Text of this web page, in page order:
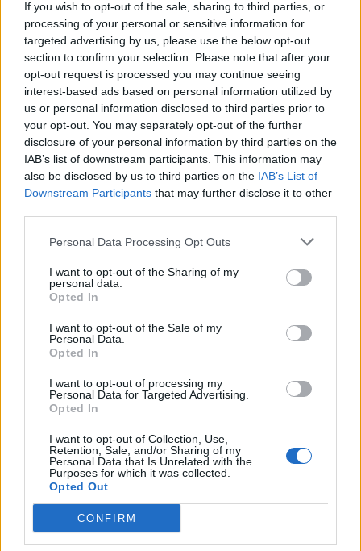
If you wish to opt-out of the sale, sharing to third parties, or
processing of your personal or sensitive information for
targeted advertising by us, please use the below opt-out
section to confirm your selection. Please note that after your
opt-out request is processed you may continue seeing
interest-based ads based on personal information utilized by
us or personal information disclosed to third parties prior to
your opt-out. You may separately opt-out of the further
disclosure of your personal information by third parties on the
IAB’s list of downstream participants. This information may
also be disclosed by us to third parties on the IAB’s List of
Downstream Participants that may further disclose it to other
Personal Data Processing Opt Outs
I want to opt-out of the Sharing of my
personal data.
Opted In
I want to opt-out of the Sale of my
Personal Data.
Opted In
I want to opt-out of processing my
Personal Data for Targeted Advertising.
Opted In
I want to opt-out of Collection, Use,
Retention, Sale, and/or Sharing of my
Personal Data that Is Unrelated with the
Purposes for which it was collected.
Opted Out
CONFIRM
Τέλος, το επόμενο διάστημα αναμένεται να
ξεκινήσει ευρεία συζήτηση γύρω από τις
προβλέψεις του Κώδικα, καθώς αρκετά από
τα ζητήματα, ανάμεσα στα οποία οι
αρμοδιότητες, η οικονομική αυτοτέλεια, η
κρατική εποπτεία και η πραγματική
αυτονομία των ΟΤΑ, εξακολουθούν να
αποτελούν πεδία αντιπαράθεσης μεταξύ
κυβέρνησης, και Αυτοδιοίκησης.
ΟΛΕΣ ΟΙ ΕΙΔΗΣΕΙΣ
Ενεργειακή αναβάθμιση του Κλειστού
«Τιμόθεος Ευγενικός»
Εκσυγχρονισμός των σχολείων της Ν.
Προποντίδας
Από τη Ρώμη, στην Αθήνα η τουριστική
προβολή των Ιονίων Νήσων
ΚΩΔΙΚΑΣ ΑΥΤΟΔΙΟΙΚΗΣΗΣ